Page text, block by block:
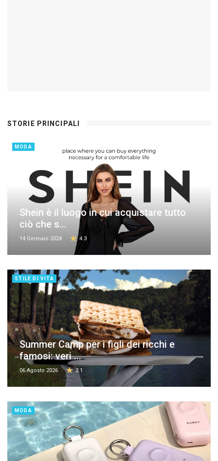
STORIE PRINCIPALI
MODA
Shein è il luogo in cui acquistare tutto
ciò che s...
14 Gennaio 2024 4.3
STILE DI VITA
Summer Camp per i figli dei ricchi e
famosi: veri ...
06 Agosto 2026 2.1
MODA